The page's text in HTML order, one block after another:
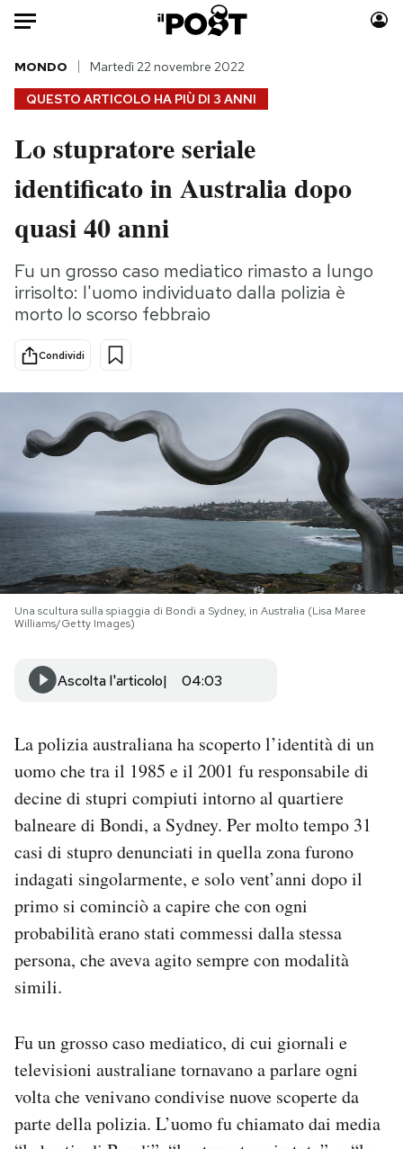
Auto
HOME
Italia
Politica
Tecnologia
Scienza
Cultura
Sport
Moda
Consumismi
Media
PODCAST
I MIEI PREFERITI
SHOP
CALENDARIO
AREA PERSONALE
Area Personale
Newsletter
Notifiche mobile
Regala il Post
Hai bisogno di aiuto?
Esci
QUESTO ARTICOLO HA PIÙ DI 3 ANNI
MONDO Martedì 22 novembre 2022
Lo stupratore seriale
identificato in Australia dopo
quasi 40 anni
Fu un grosso caso mediatico rimasto a lungo
irrisolto: l'uomo individuato dalla polizia è
morto lo scorso febbraio
Condividi
Una scultura sulla spiaggia di Bondi a Sydney, in Australia (Lisa Maree
Williams/Getty Images)
Ascolta l'articolo 04:03
La polizia australiana ha scoperto l’identità di un
uomo che tra il 1985 e il 2001 fu responsabile di
decine di stupri compiuti intorno al quartiere
balneare di Bondi, a Sydney. Per molto tempo 31
casi di stupro denunciati in quella zona furono
indagati singolarmente, e solo vent’anni dopo il
primo si cominciò a capire che con ogni
probabilità erano stati commessi dalla stessa
persona, che aveva agito sempre con modalità
simili.
Fu un grosso caso mediatico, di cui giornali e
televisioni australiane tornavano a parlare ogni
volta che venivano condivise nuove scoperte da
parte della polizia. L’uomo fu chiamato dai media